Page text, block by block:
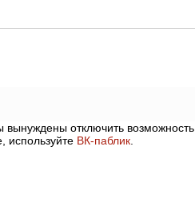
отключить возможность
используйте ВК-паблик.